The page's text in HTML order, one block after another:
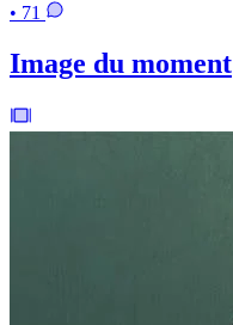
• 71
Image du moment